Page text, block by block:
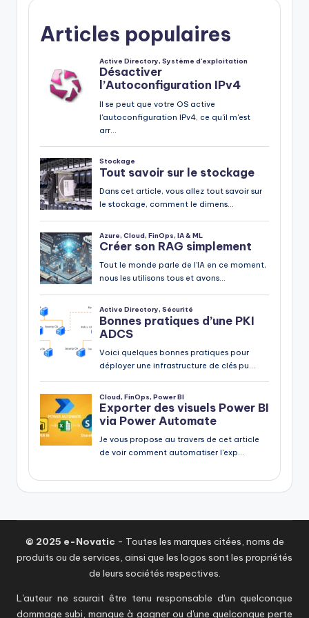
Articles populaires
© 2025 e-Novatic - Toutes les marques citées, noms de
produits ou de services, ainsi que les logos sont les propriétés
de leurs sociétés respectives.
L'auteur ne saurait être tenu responsable d'un quelconque
dommage subi, manque à gagner ou d'une quelconque perte